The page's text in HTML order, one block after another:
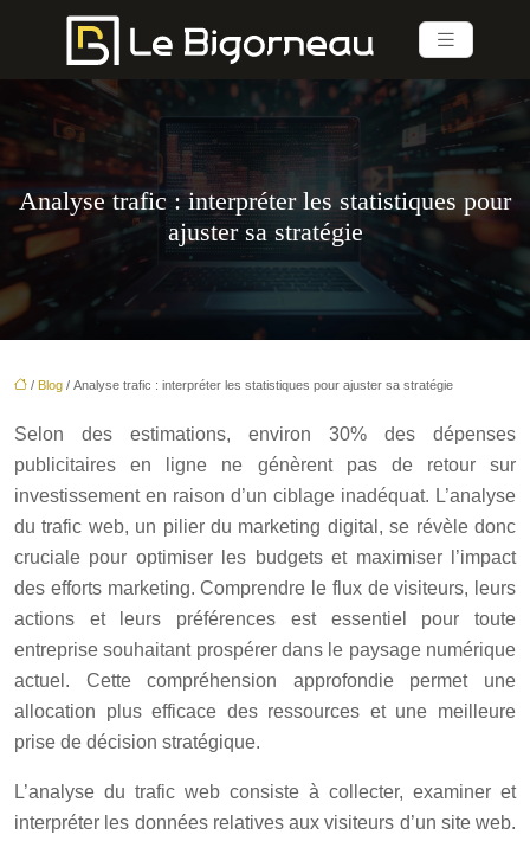
Analyse trafic : interpréter les statistiques pour
ajuster sa stratégie
/ Blog / Analyse trafic : interpréter les statistiques pour ajuster sa stratégie
Selon des estimations, environ 30% des dépenses
publicitaires en ligne ne génèrent pas de retour sur
investissement en raison d’un ciblage inadéquat. L’analyse
du trafic web, un pilier du marketing digital, se révèle donc
cruciale pour optimiser les budgets et maximiser l’impact
des efforts marketing. Comprendre le flux de visiteurs, leurs
actions et leurs préférences est essentiel pour toute
entreprise souhaitant prospérer dans le paysage numérique
actuel. Cette compréhension approfondie permet une
allocation plus efficace des ressources et une meilleure
prise de décision stratégique.
L’analyse du trafic web consiste à collecter, examiner et
interpréter les données relatives aux visiteurs d’un site web.